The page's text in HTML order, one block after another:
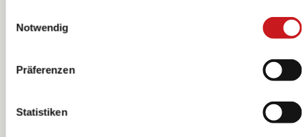
mehr darüber, wer wir sind, wie Sie uns kontaktieren
können und wie wir personenbezogene Daten verarbeiten.
Notwendig
Präferenzen
Statistiken